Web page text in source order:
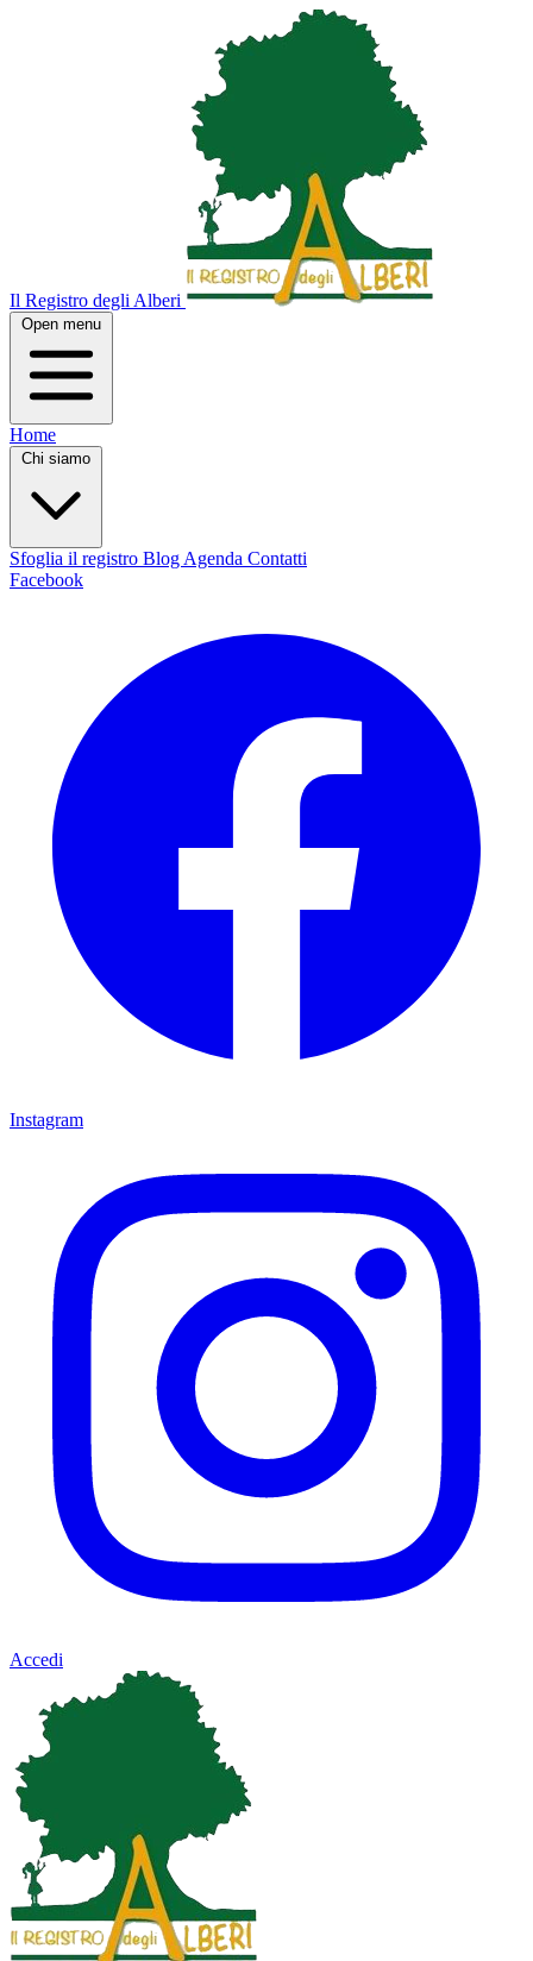
Il Registro degli Alberi
Open menu
Home
Chi siamo
Sfoglia il registro Blog Agenda Contatti
Facebook
Instagram
Accedi